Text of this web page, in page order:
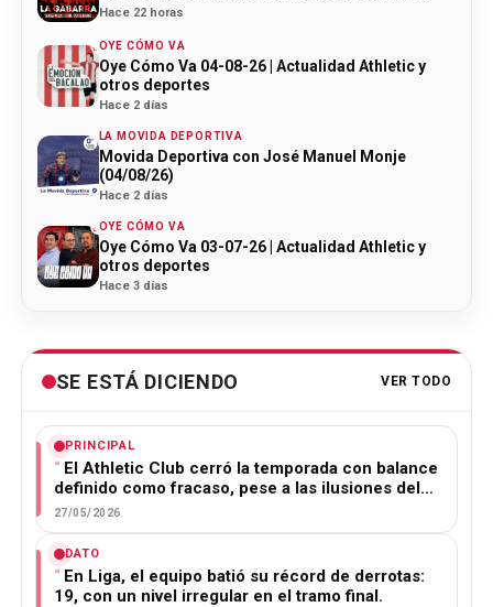
Hace 22 horas
OYE CÓMO VA
Oye Cómo Va 04-08-26 | Actualidad Athletic y
otros deportes
Hace 2 días
LA MOVIDA DEPORTIVA
Movida Deportiva con José Manuel Monje
(04/08/26)
Hace 2 días
OYE CÓMO VA
Oye Cómo Va 03-07-26 | Actualidad Athletic y
otros deportes
Hace 3 días
SE ESTÁ DICIENDO VER TODO
PRINCIPAL
El Athletic Club cerró la temporada con balance
definido como fracaso, pese a las ilusiones del…
27/05/2026
DATO
En Liga, el equipo batió su récord de derrotas:
19, con un nivel irregular en el tramo final.